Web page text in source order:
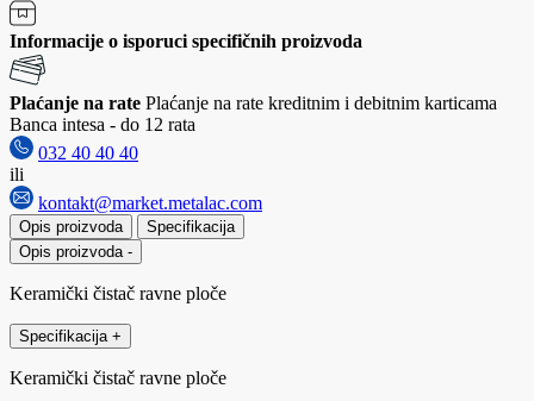
Informacije o isporuci specifičnih proizvoda
Plaćanje na rate Plaćanje na rate kreditnim i debitnim karticama
Banca intesa - do 12 rata
032 40 40 40
ili
kontakt@market.metalac.com
Opis proizvoda
Specifikacija
Opis proizvoda -
Keramički čistač ravne ploče
Specifikacija +
Keramički čistač ravne ploče